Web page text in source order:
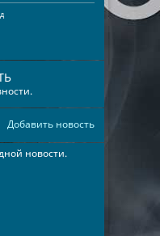
Добавить новость
новости.